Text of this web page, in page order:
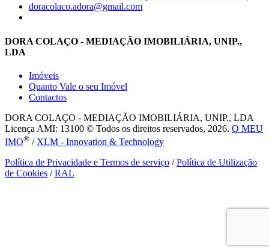
doracolaco.adora@gmail.com
DORA COLAÇO - MEDIAÇÃO IMOBILIÁRIA, UNIP.,
LDA
Imóveis
Quanto Vale o seu Imóvel
Contactos
DORA COLAÇO - MEDIAÇÃO IMOBILIÁRIA, UNIP., LDA
Licença AMI: 13100 © Todos os direitos reservados, 2026. O MEU
IMO® / XLM - Innovation & Technology
Política de Privacidade e Termos de serviço /Política de Utilização
de Cookies /RAL